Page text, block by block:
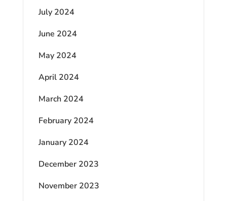
July 2024
June 2024
May 2024
April 2024
March 2024
February 2024
January 2024
December 2023
November 2023